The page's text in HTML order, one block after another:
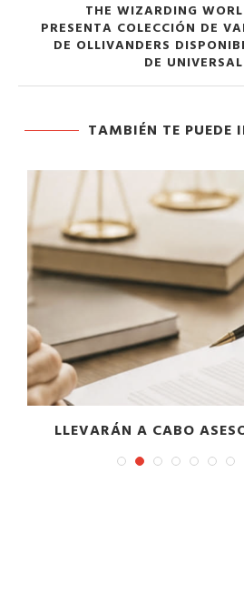
THE WIZARDING
PRESENTA COLECCIÓN DE
DE OLLIVANDERS
DE
TAMBIÉN TE PUEDE
LLEVARÁN A CABO